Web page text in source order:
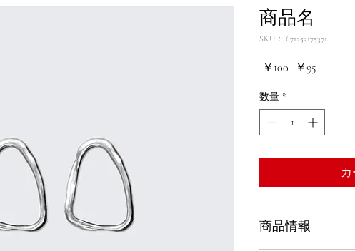
商品名
SKU： 671253175371
￥100 通
格
￥95
価
格
数量 *
商品情報